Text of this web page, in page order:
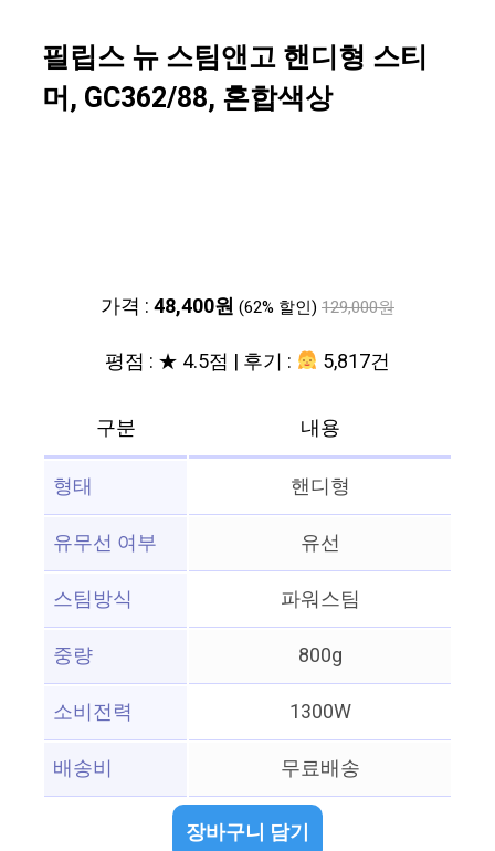
필립스 뉴 스팀앤고 핸디형 스티
머, GC362/88, 혼합색상
가격 :48,400원 (62% 할인) 129,000원
평점 : ★ 4.5점 | 후기 : 5,817건
구분
내용
형태
핸디형
유무선 여부
유선
스팀방식
파워스팀
중량
800g
소비전력
1300W
배송비
무료배송
장바구니 담기